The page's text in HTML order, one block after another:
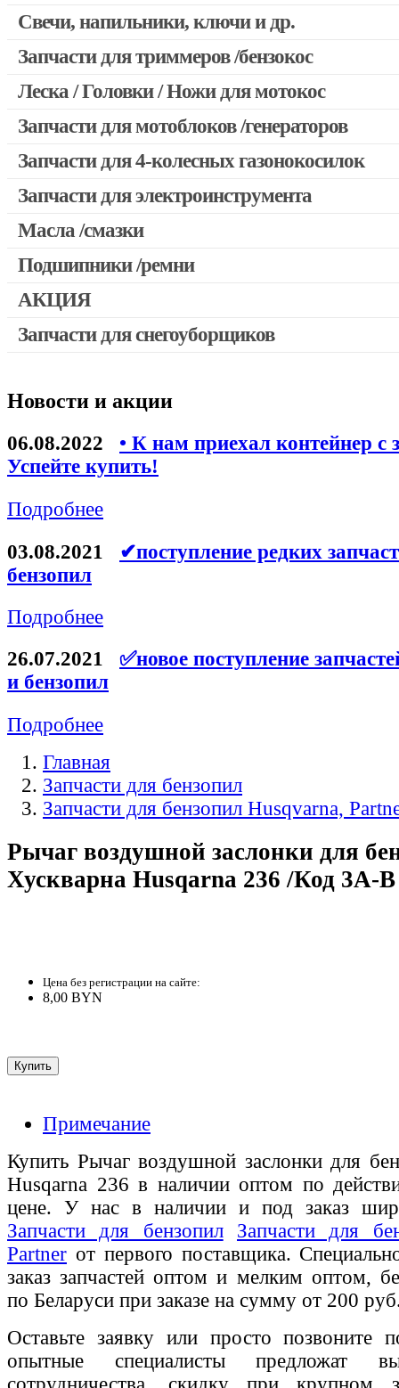
Свечи, напильники, ключи и др.
Запчасти для триммеров /бензокос
Запчасти для Китайских триммеров
Запчасти для мотокос Stihl /Husqvarna /Oleo-mac /Echo и
Леска / Головки / Ножи для мотокос
Запчасти для мотоблоков /генераторов
Запчасти для 4-колесных газонокосилок
Запчасти для электроинструмента
Двигатели, редукторы для шуруповертов
Патроны для шуруповертов / перфораторов
Запчасти для перфораторов и отбойных молотков
Запчасти для УШМ (болгарок)
Конденсаторы
Якоря, статоры
Аккумуляторы, зарядные устройства
Ремни для электроинструмента
Масла /смазки
Подшипники /ремни
АКЦИЯ
Скидка 50%
Запчасти для снегоуборщиков
Новости и акции
06.08.2022
• К нам приехал контейнер с
Успейте купить!
Подробнее
03.08.2021
✔поступление редких
бензопил
Подробнее
26.07.2021
✅новое поступление
и бензопил
Подробнее
Главная
Запчасти для бензопил
Запчасти для бензопил Husqvarna,
Рычаг воздушной заслонки для
Хускварна Husqarna 236 /Код 3A-B
Цена без регистрации на сайте:
8,00 BYN
Примечание
Купить Рычаг воздушной заслонки для
Husqarna 236 в наличии оптом по
цене. У нас в наличии и под заказ
Запчасти для бензопил
Запчасти для
Partner от первого поставщика.
заказ запчастей оптом и мелким оптом,
по Беларуси при заказе на сумму от 200
Оставьте заявку или просто позвоните
опытные специалисты предложат